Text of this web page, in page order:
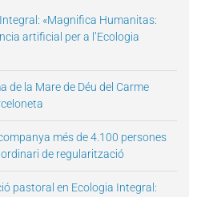
«Magnifica Humanitas:
artificial per a l’Ecologia
de la Mare de Déu del Carme
més de 4.100 persones
de regularització
pastoral en Ecologia Integral: